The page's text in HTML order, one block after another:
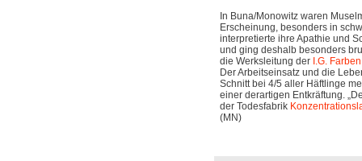
In Buna/Monowitz waren
Erscheinung, besonders in
interpretierte ihre Apathie und
und ging deshalb besonders
die Werksleitung der I.G. Farben
Der Arbeitseinsatz und die
Schnitt bei 4/5 aller Häftlinge
einer derartigen Entkräftung.
der Todesfabrik
(MN)